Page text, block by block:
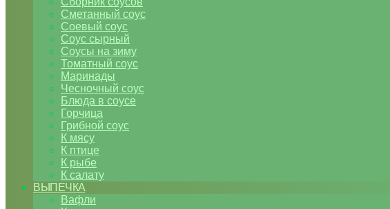
Сметанный соус
Соевый соус
Соус сырный
Соусы на зиму
Томатный соус
Маринады
Чесночный соус
Блюда в соусе
Горчица
Грибной соус
К мясу
К птице
К рыбе
К салату
ВЫПЕЧКА
Вафли